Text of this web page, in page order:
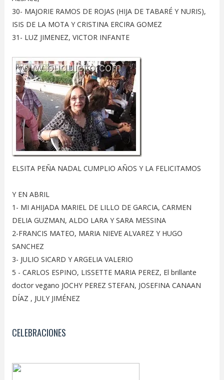
30- MAJORIE RAMOS DE ROJAS (HIJA DE TABARÉ Y NURIS),
ISIS DE LA MOTA Y CRISTINA ERCIRA GOMEZ
31- LUZ JIMENEZ, VICTOR INFANTE
ELSITA PEÑA NADAL CUMPLIO AÑOS Y LA FELICITAMOS
Y EN ABRIL
1- MI AHIJADA MARIEL DE LILLO DE GARCIA, CARMEN
DELIA GUZMAN, ALDO LARA Y SARA MESSINA
2-FRANCIS MATEO, MARIA NIEVE ALVAREZ Y HUGO
SANCHEZ
3- JULIO SICARD Y ARGELIA VALERIO
5 - CARLOS ESPINO, LISSETTE MARIA PEREZ, El brillante
doctor vegano JOCHY PEREZ STEFAN, JOSEFINA CANAAN
DÍAZ , JULY JIMÉNEZ
CELEBRACIONES